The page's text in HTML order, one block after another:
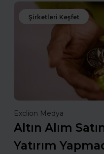
Şirketleri Keşfet
Exclion Medya
Altın Alım
Yatırım